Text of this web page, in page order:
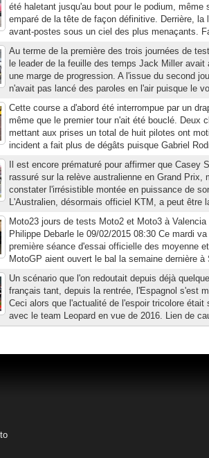
été haletant jusqu'au bout pour le podium, même
emparé de la tête de façon définitive. Derrière,
avant-postes sous un ciel des plus menaçants.
Au terme de la première des trois journées de
le leader de la feuille des temps Jack Miller avait
une marge de progression. A l'issue du second
n'avait pas lancé des paroles en l'air puisque le
Cette course a d'abord été interrompue par un
même que le premier tour n'ait été bouclé. Deux
mettant aux prises un total de huit pilotes ont
incident a fait plus de dégâts puisque Gabriel
Il est encore prématuré pour affirmer que Casey
rassuré sur la relève australienne en Grand Prix,
constater l'irrésistible montée en puissance de
L'Australien, désormais officiel KTM, a peut être
Moto23 jours de tests Moto2 et Moto3 à
Philippe Debarle le 09/02/2015 08:30 Ce mardi
première séance d'essai officielle des moyenne
MotoGP aient ouvert le bal la semaine dernière
Un scénario que l'on redoutait depuis déjà
français tant, depuis la rentrée, l'Espagnol s'est
Ceci alors que l'actualité de l'espoir tricolore
avec le team Leopard en vue de 2016. Lien de